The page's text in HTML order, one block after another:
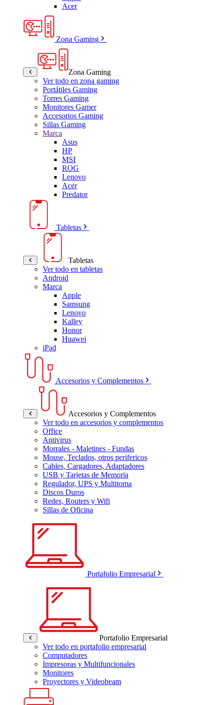
Acer
Zona Gaming
Zona Gaming
Ver todo en zona gaming
Portátiles Gaming
Torres Gaming
Monitores Gamer
Accesorios Gaming
Sillas Gaming
Marca
Asus
HP
MSI
ROG
Lenovo
Acer
Predator
Tabletas
Tabletas
Ver todo en tabletas
Android
Marca
Apple
Samsung
Lenovo
Kalley
Honor
Huawei
iPad
Accesorios y Complementos
Accesorios y Complementos
Ver todo en accesorios y complementos
Office
Antivirus
Morrales - Maletines - Fundas
Mouse, Teclados, otros perifericos
Cables, Cargadores, Adaptadores
USB y Tarjetas de Memoria
Regulador, UPS y Multitoma
Discos Duros
Redes, Routers y Wifi
Sillas de Oficina
Portafolio Empresarial
Portafolio Empresarial
Ver todo en portafolio empresarial
Computadores
Impresoras y Multifuncionales
Monitores
Proyectores y Videobeam